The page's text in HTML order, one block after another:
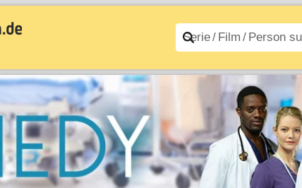
Filme A–Z